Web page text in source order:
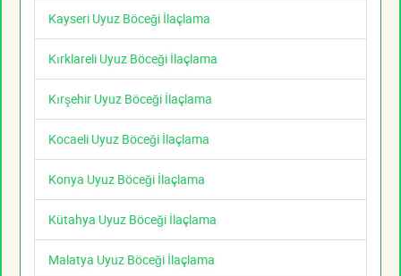
Kayseri Uyuz Böceği İlaçlama
Kırklareli Uyuz Böceği İlaçlama
Kırşehir Uyuz Böceği İlaçlama
Kocaeli Uyuz Böceği İlaçlama
Konya Uyuz Böceği İlaçlama
Kütahya Uyuz Böceği İlaçlama
Malatya Uyuz Böceği İlaçlama